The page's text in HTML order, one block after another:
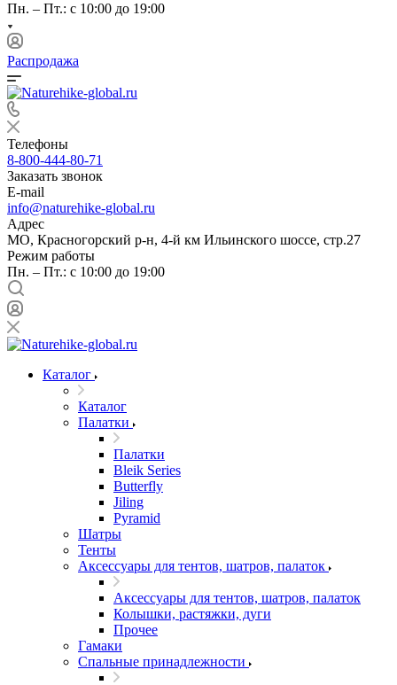
Пн. – Пт.: с 10:00 до 19:00
Распродажа
Телефоны
8-800-444-80-71
Заказать звонок
E-mail
info@naturehike-global.ru
Адрес
МО, Красногорский р-н, 4-й км Ильинского шоссе, стр.27
Режим работы
Пн. – Пт.: с 10:00 до 19:00
Каталог
Каталог
Палатки
Палатки
Bleik Series
Butterfly
Jiling
Pyramid
Шатры
Тенты
Аксессуары для тентов, шатров, палаток
Аксессуары для тентов, шатров, палаток
Колышки, растяжки, дуги
Прочее
Гамаки
Спальные принадлежности